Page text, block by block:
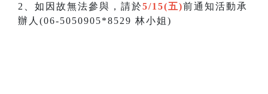
2、如因故無法參與，請於5/15(五)前通知活動承
辦人(06-5050905*8529 林小姐)